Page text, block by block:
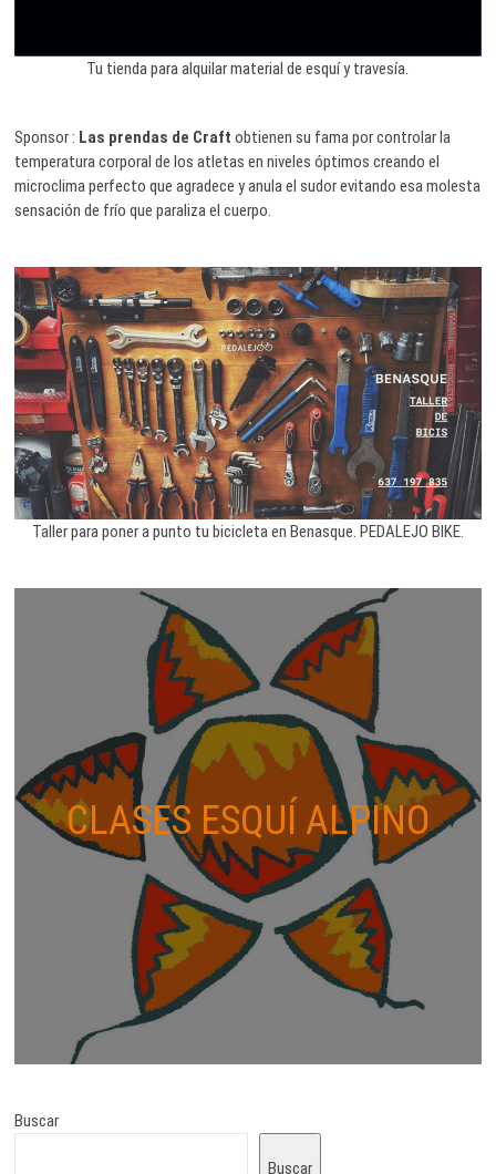
Tu tienda para alquilar material de esquí y travesía.
Sponsor : Las prendas de Craft obtienen su fama por controlar la
temperatura corporal de los atletas en niveles óptimos creando el
microclima perfecto que agradece y anula el sudor evitando esa molesta
sensación de frío que paraliza el cuerpo.
Taller para poner a punto tu bicicleta en Benasque. PEDALEJO BIKE.
CLASES ESQUÍ ALPINO
Buscar
Buscar